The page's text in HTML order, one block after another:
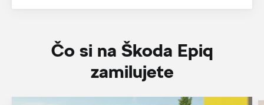
Čo si na Škoda Epiq
zamilujete